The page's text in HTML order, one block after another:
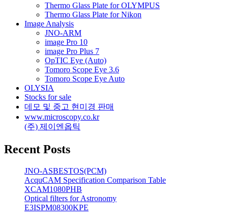
Thermo Glass Plate for OLYMPUS
Thermo Glass Plate for Nikon
Image Analysis
JNO-ARM
image Pro 10
image Pro Plus 7
OpTIC Eye (Auto)
Tomoro Scope Eye 3.6
Tomoro Scope Eye Auto
OLYSIA
Stocks for sale
데모 및 중고 현미경 판매
www.microscopy.co.kr
(주) 제이엔옵틱
Recent Posts
JNO-ASBESTOS(PCM)
AcquCAM Specification Comparison Table
XCAM1080PHB
Optical filters for Astronomy
E3ISPM08300KPE